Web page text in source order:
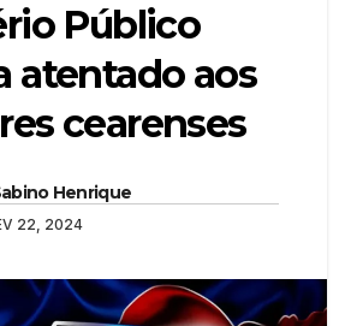
Público
atentado aos
cearenses
Henrique
22, 2024